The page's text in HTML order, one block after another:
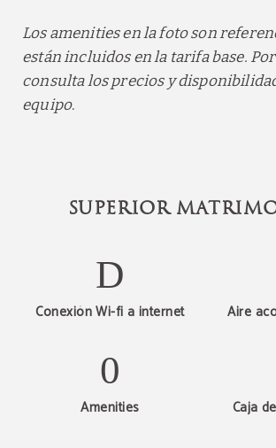
Los amenities en la foto son
están incluidos en la tarifa base.
consulta los precios y
equipo.
SUPERIOR
Conexión Wi-fi a internet Aire
Amenities Caja